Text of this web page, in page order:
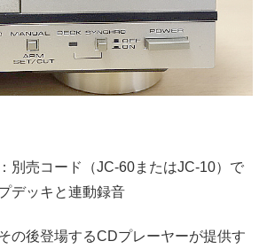
：別売コード（JC-60またはJC-10）で
デッキと連動録音
の後登場するCDプレーヤーが提供す